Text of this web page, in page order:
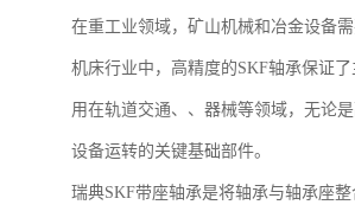
在重工业领域，矿山机械和冶金设备
机床行业中，高精度的SKF轴承保证
用在轨道交通、、器械等领域，无论
设备运转的关键基础部件。
瑞典SKF带座轴承是将轴承与轴承座